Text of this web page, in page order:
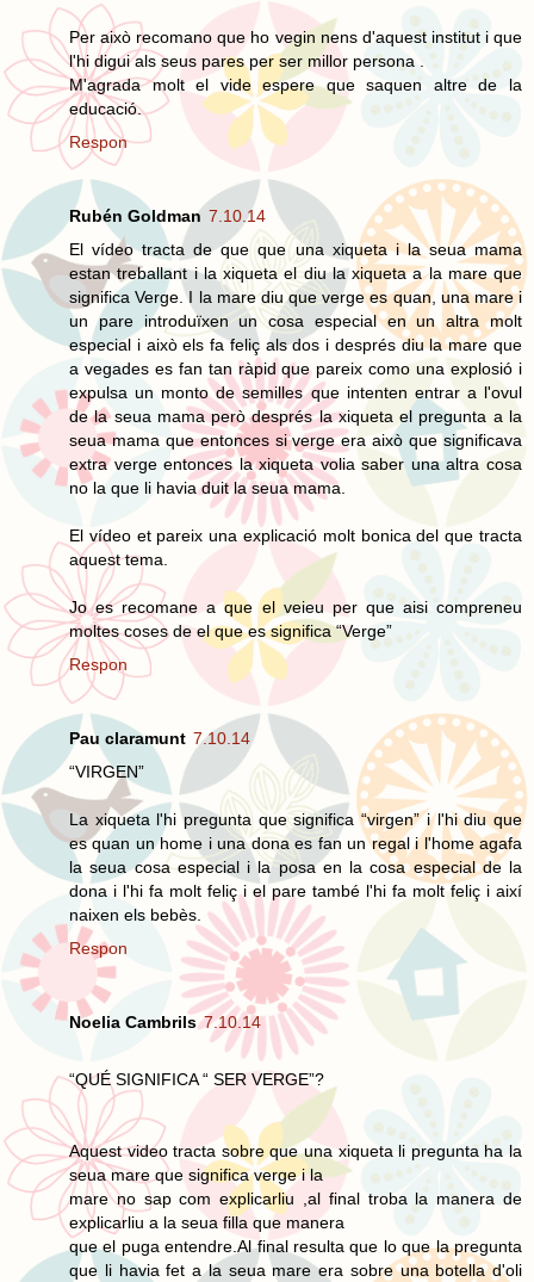
Per això recomano que ho vegin nens d'aquest institut i que
l'hi digui als seus pares per ser millor persona .
M'agrada molt el vide espere que saquen altre de la
educació.
Respon
Rubén Goldman 7.10.14
El vídeo tracta de que que una xiqueta i la seua mama
estan treballant i la xiqueta el diu la xiqueta a la mare que
significa Verge. I la mare diu que verge es quan, una mare i
un pare introduïxen un cosa especial en un altra molt
especial i això els fa feliç als dos i després diu la mare que
a vegades es fan tan ràpid que pareix como una explosió i
expulsa un monto de semilles que intenten entrar a l'ovul
de la seua mama però després la xiqueta el pregunta a la
seua mama que entonces si verge era això que significava
extra verge entonces la xiqueta volia saber una altra cosa
no la que li havia duit la seua mama.
El vídeo et pareix una explicació molt bonica del que tracta
aquest tema.
Jo es recomane a que el veieu per que aisi compreneu
moltes coses de el que es significa “Verge”
Respon
Pau claramunt 7.10.14
“VIRGEN”
La xiqueta l'hi pregunta que significa “virgen” i l'hi diu que
es quan un home i una dona es fan un regal i l'home agafa
la seua cosa especial i la posa en la cosa especial de la
dona i l'hi fa molt feliç i el pare també l'hi fa molt feliç i així
naixen els bebès.
Respon
Noelia Cambrils 7.10.14
“QUÉ SIGNIFICA “ SER VERGE”?
Aquest video tracta sobre que una xiqueta li pregunta ha la
seua mare que significa verge i la
mare no sap com explicarliu ,al final troba la manera de
explicarliu a la seua filla que manera
que el puga entendre.Al final resulta que lo que la pregunta
que li havia fet a la seua mare era sobre una botella d'oli